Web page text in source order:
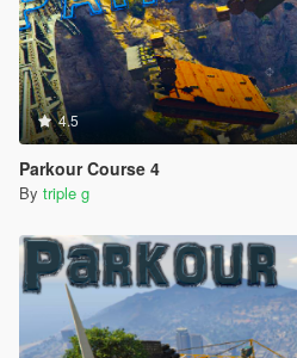
4.5
Parkour Course 4
By triple g